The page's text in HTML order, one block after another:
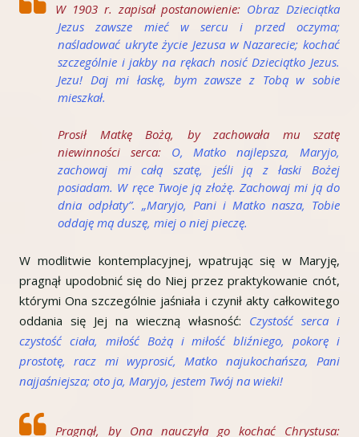
W 1903 r. zapisał postanowienie: Obraz Dzieciątka
Jezus zawsze mieć w sercu i przed oczyma;
naśladować ukryte życie Jezusa w Nazarecie; kochać
szczególnie i jakby na rękach nosić Dzieciątko Jezus.
Jezu! Daj mi łaskę, bym zawsze z Tobą w sobie
mieszkał.
Prosił Matkę Bożą, by zachowała mu szatę
niewinności serca: O, Matko najlepsza, Maryjo,
zachowaj mi całą szatę, jeśli ją z łaski Bożej
posiadam. W ręce Twoje ją złożę. Zachowaj mi ją do
dnia odpłaty”. „Maryjo, Pani i Matko nasza, Tobie
oddaję mą duszę, miej o niej pieczę.
W modlitwie kontemplacyjnej, wpatrując się w Maryję,
pragnął upodobnić się do Niej przez praktykowanie cnót,
którymi Ona szczególnie jaśniała i czynił akty całkowitego
oddania się Jej na wieczną własność: Czystość serca i
czystość ciała, miłość Bożą i miłość bliźniego, pokorę i
prostotę, racz mi wyprosić, Matko najukochańsza, Pani
najjaśniejsza; oto ja, Maryjo, jestem Twój na wieki!
Pragnął, by Ona nauczyła go kochać Chrystusa: